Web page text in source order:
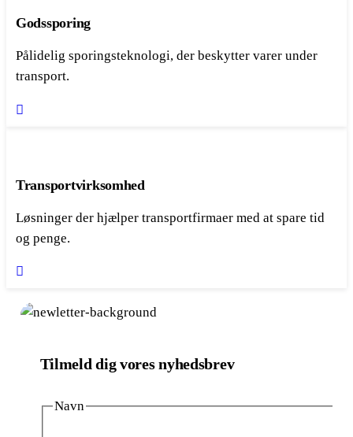
Godssporing
Pålidelig sporingsteknologi, der beskytter varer under
transport.
Transportvirksomhed
Løsninger der hjælper transportfirmaer med at spare tid
og penge.
Tilmeld dig vores nyhedsbrev
Navn